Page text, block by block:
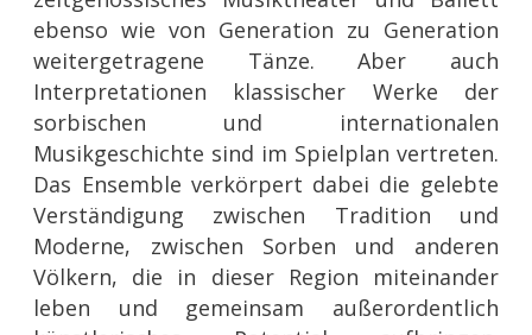
ebenso wie von Generation zu Generation
weitergetragene Tänze. Aber auch
Interpretationen klassischer Werke der
sorbischen und internationalen
Musikgeschichte sind im Spielplan vertreten.
Das Ensemble verkörpert dabei die gelebte
Verständigung zwischen Tradition und
Moderne, zwischen Sorben und anderen
Völkern, die in dieser Region miteinander
leben und gemeinsam außerordentlich